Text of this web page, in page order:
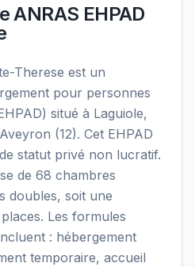
ANRAS EHPAD
Therese est un
pour personnes
situé à Laguiole,
(12). Cet EHPAD
statut privé non lucratif.
de 68 chambres
doubles, soit une
Les formules
: hébergement
temporaire, accueil